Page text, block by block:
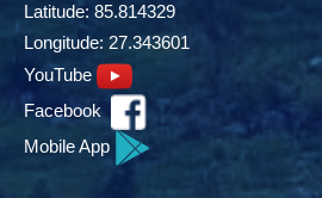
Latitude: 85.814329
Longitude: 27.343601
YouTube
Facebook
Mobile App